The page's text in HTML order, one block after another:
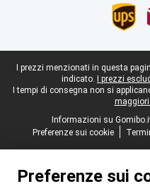
Piè di pagina legale
I prezzi menzionati in questa
indicato.
I prezzi
I tempi di consegna non si
Informazioni su
Preferenze sui cookie
Preferenze sui